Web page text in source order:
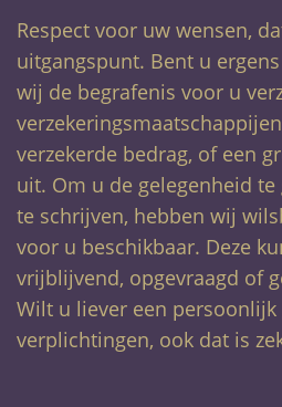
Respect voor uw wensen,
uitgangspunt. Bent u
wij de begrafenis voor u
verzekerde bedrag, of een
uit. Om u de gelegenheid
te schrijven, hebben wij
voor u beschikbaar. Deze
vrijblijvend, opgevraagd of
Wilt u liever een persoonlijk
verplichtingen, ook dat is